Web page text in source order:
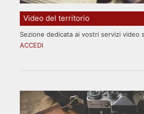
Video del territorio
Sezione dedicata ai vostri servizi video
ACCEDI